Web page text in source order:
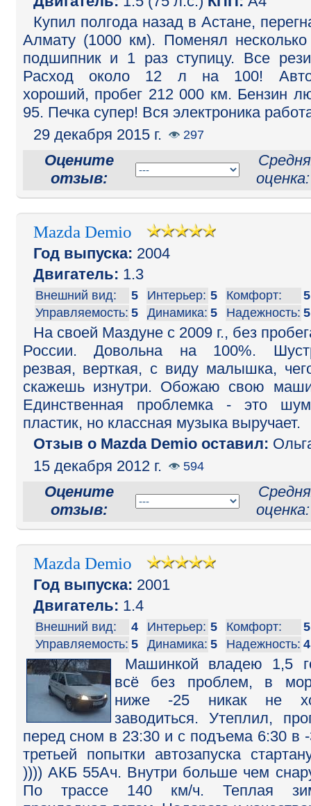
Купил полгода назад в Астане,
Алмату (1000 км). Поменял несколько
подшипник и 1 раз ступицу. Все
Расход около 12 л на 100!
хороший, пробег 212 000 км. Бензин
95. Печка супер! Вся электроника
29 декабря 2015 г.
297
Оцените
отзыв:
Mazda Demio
Год выпуска: 2004
Двигатель: 1.3
Внешний вид: 5 Интерьер: 5 Комфорт:
5
Управляемость: 5 Динамика: 5 Надежность: 5
На своей Маздуне с 2009 г., без
России. Довольна на 100%.
резвая, верткая, с виду малышка,
скажешь изнутри. Обожаю свою
Единственная проблемка - это
пластик, но классная музыка выручает.
Отзыв o Mazda Demio оставил:
15 декабря 2012 г.
594
Оцените
отзыв:
Mazda Demio
Год выпуска: 2001
Двигатель: 1.4
Внешний вид: 4 Интерьер: 5 Комфорт:
5
Управляемость: 5 Динамика: 5 Надежность: 4
Машинкой владею 1,5
всё без проблем, в
ниже -25 никак не
заводиться. Утеплил,
перед сном в 23:30 и с подъема 6:30 в
третьей попытки автозапуска
)))) АКБ 55Ач. Внутри больше чем
По трассе 140 км/ч. Теплая